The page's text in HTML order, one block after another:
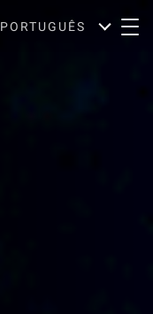
PORTUGUÊS